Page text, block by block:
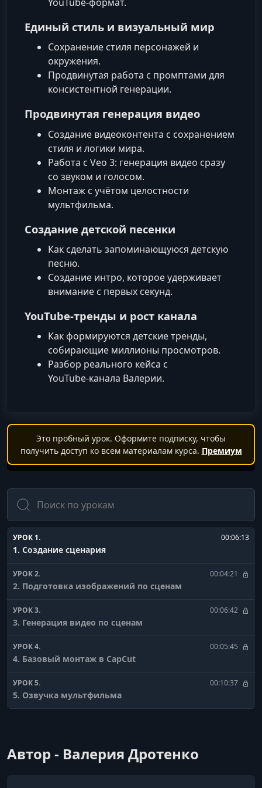
Единый стиль и визуальный мир
Сохранение стиля персонажей и
окружения.
Продвинутая работа с промптами для
консистентной генерации.
Продвинутая генерация видео
Создание видеоконтента с сохранением
стиля и логики мира.
Работа с Veo 3: генерация видео сразу
со звуком и голосом.
Монтаж с учётом целостности
мультфильма.
Создание детской песенки
Как сделать запоминающуюся детскую
песню.
Создание интро, которое удерживает
внимание с первых секунд.
YouTube‑тренды и рост канала
Как формируются детские тренды,
собирающие миллионы просмотров.
Разбор реального кейса с
YouTube‑канала Валерии.
Это пробный урок. Оформите подписку, чтобы
получить доступ ко всем материалам курса. Премиум
Поиск
УРОК 1. 00:06:13
1. Создание сценария
УРОК 2. 00:04:21
2. Подготовка изображений по сценам
УРОК 3. 00:06:42
3. Генерация видео по сценам
УРОК 4. 00:05:45
4. Базовый монтаж в CapCut
УРОК 5. 00:10:37
5. Озвучка мультфильма
УРОК 7.
Автор - Валерия Дротенко